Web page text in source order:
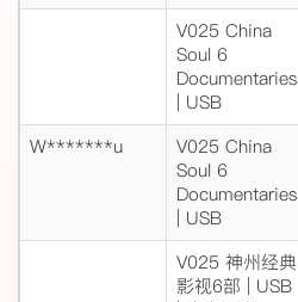
V025 China
Soul 6
Documentaries
| USB
W*******u
V025 China
Soul 6
Documentaries
| USB
V025 神州经典
影视6部 | USB